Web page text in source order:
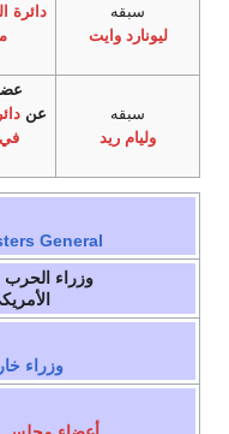
سبقه
ليونارد وايت
دائرة
سبقه
وليام ريد
عن
General
وزراء
وزراء